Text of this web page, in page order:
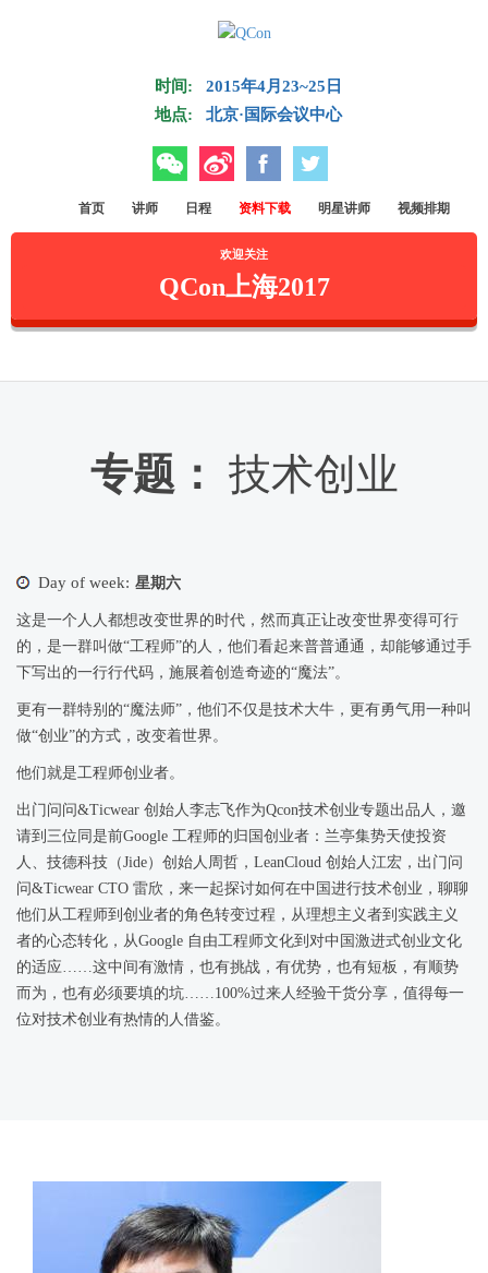
时间:
2015年4月23~25日
地点:
北京·国际会议中心
微信 微博 Facebook
首页 讲师 日程 资料下载 明星讲师 视频排期
欢迎关注
QCon上海2017
专题： 技术创业
Day of week: 星期六
这是一个人人都想改变世界的时代，然而真正让改变世界变得可行
的，是一群叫做“工程师”的人，他们看起来普普通通，却能够通过手
下写出的一行行代码，施展着创造奇迹的“魔法”。
更有一群特别的“魔法师”，他们不仅是技术大牛，更有勇气用一种叫
做“创业”的方式，改变着世界。
他们就是工程师创业者。
出门问问&Ticwear 创始人李志飞作为Qcon技术创业专题出品人，邀
请到三位同是前Google 工程师的归国创业者：兰亭集势天使投资
人、技德科技（Jide）创始人周哲，LeanCloud 创始人江宏，出门问
问&Ticwear CTO 雷欣，来一起探讨如何在中国进行技术创业，聊聊
他们从工程师到创业者的角色转变过程，从理想主义者到实践主义
者的心态转化，从Google 自由工程师文化到对中国激进式创业文化
的适应……这中间有激情，也有挑战，有优势，也有短板，有顺势
而为，也有必须要填的坑……100%过来人经验干货分享，值得每一
位对技术创业有热情的人借鉴。